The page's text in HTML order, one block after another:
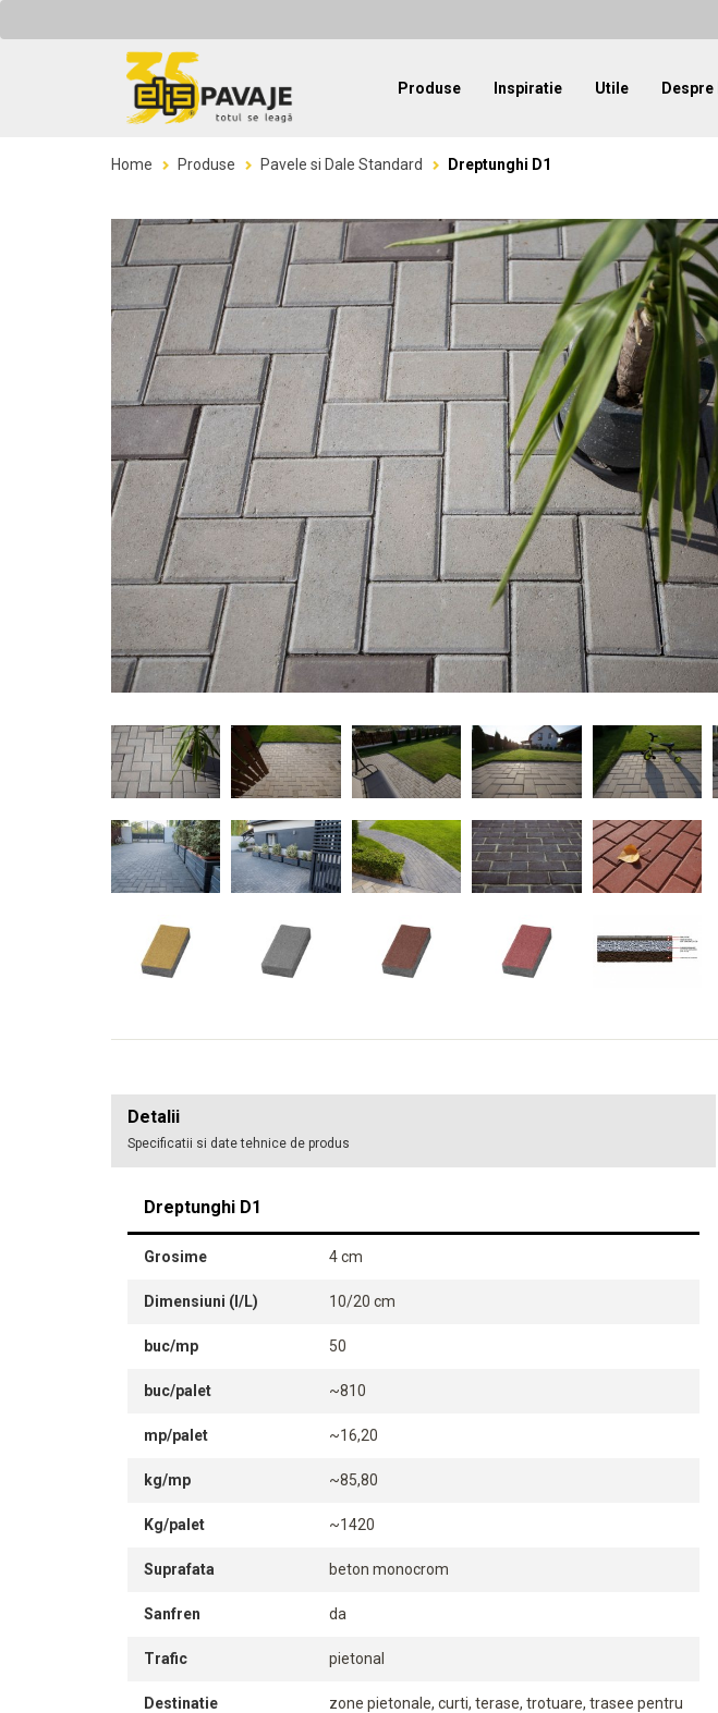
Produse Inspiratie Utile
Home Produse Pavele si Dale Standard Dreptunghi D1
Detalii
Specificatii si date tehnice de produs
Dreptunghi D1
Grosime 4 cm
Dimensiuni (l/L) 10/20 cm
buc/mp 50
buc/palet ~810
mp/palet ~16,20
kg/mp ~85,80
Kg/palet ~1420
Suprafata beton monocrom
Sanfren da
Trafic pietonal
Destinatie
zone pietonale, curti, terase, trotuare, trasee pentru